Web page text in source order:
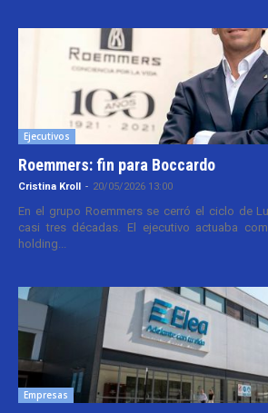
Ejecutivos
Roemmers: fin para Boccardo
Cristina Kroll - 20/05/2026 13:00
En el grupo Roemmers se cerró el ciclo de
casi tres décadas. El ejecutivo actuaba
holding...
Empresas